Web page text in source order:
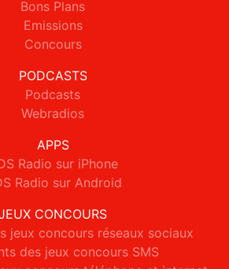
Bons Plans
Emissions
Concours
PODCASTS
Podcasts
Webradios
APPS
Radio sur iPhone
Radio sur Android
CONCOURS
jeux concours réseaux sociaux
des jeux concours SMS